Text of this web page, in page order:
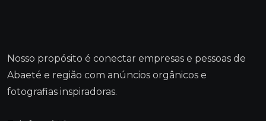
Nosso propósito é conectar empresas e pessoas de
Abaeté e região com anúncios orgânicos e
fotografias inspiradoras.